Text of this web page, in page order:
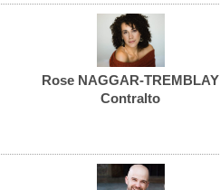
Rose NAGGAR-TREMBLAY
Contralto